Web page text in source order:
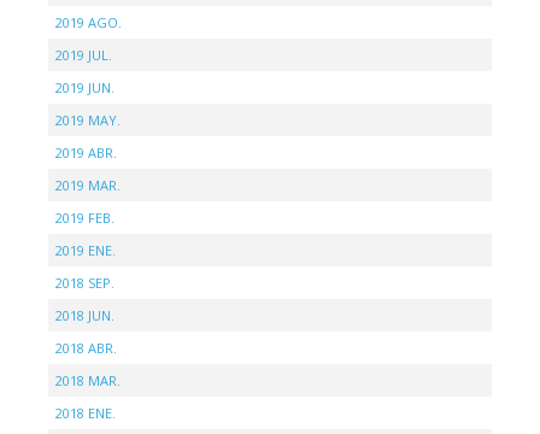
2019 AGO.
2019 JUL.
2019 JUN.
2019 MAY.
2019 ABR.
2019 MAR.
2019 FEB.
2019 ENE.
2018 SEP.
2018 JUN.
2018 ABR.
2018 MAR.
2018 ENE.